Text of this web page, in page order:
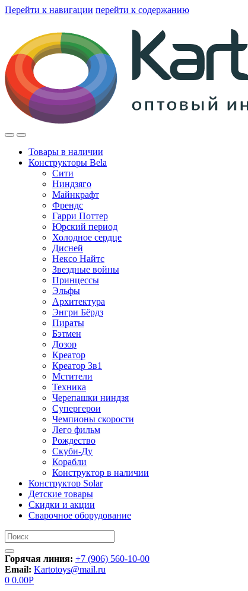
Перейти к навигации перейти к содержанию
Товары в наличии
Конструкторы Bela
Сити
Ниндзяго
Майнкрафт
Френдс
Гарри Поттер
Юрский период
Холодное сердце
Дисней
Нексо Найтс
Звездные войны
Принцессы
Эльфы
Архитектура
Энгри Бёрдз
Пираты
Бэтмен
Дозор
Креатор
Креатор 3в1
Мстители
Техника
Черепашки ниндзя
Супергерои
Чемпионы скорости
Лего фильм
Рождество
Скуби-Ду
Корабли
Конструктор в наличии
Конструктор Solar
Детские товары
Скидки и акции
Сварочное оборудование
Искать:
Горячая линия: +7 (906) 560-10-00
Email: Kartotoys@mail.ru
0 0.00Р